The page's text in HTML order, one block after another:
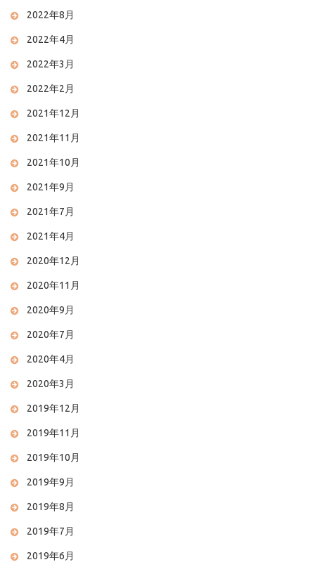
2022年8月
2022年4月
2022年3月
2022年2月
2021年12月
2021年11月
2021年10月
2021年9月
2021年7月
2021年4月
2020年12月
2020年11月
2020年9月
2020年7月
2020年4月
2020年3月
2019年12月
2019年11月
2019年10月
2019年9月
2019年8月
2019年7月
2019年6月